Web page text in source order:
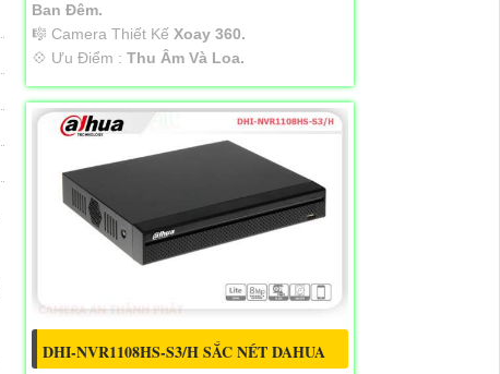
Ban Ðêm.
🎼️ Camera Thiết Kế Xoay 360.
️💠 Ưu Điểm : Thu Âm Và Loa.
DHI-NVR1108HS-S3/H SẮC NÉT DAHUA